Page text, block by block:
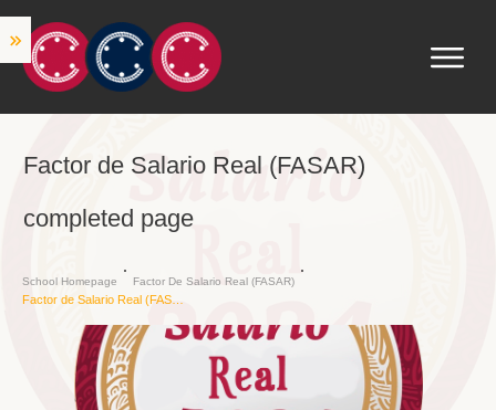
Factor de Salario Real (FASAR)
completed page
School Homepage Factor De Salario Real (FASAR)